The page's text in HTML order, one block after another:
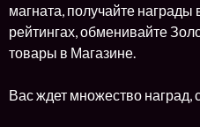
магната, получайте
рейтингах, обменивайте
товары в Магазине.
Вас ждет множество наград,